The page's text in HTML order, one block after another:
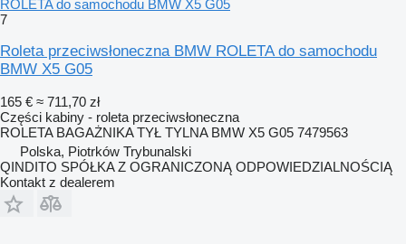
ROLETA do samochodu BMW X5 G05
7
Roleta przeciwsłoneczna BMW ROLETA do samochodu
BMW X5 G05
165 € ≈ 711,70 zł
Części kabiny - roleta przeciwsłoneczna
ROLETA BAGAŻNIKA TYŁ TYLNA BMW X5 G05 7479563
Polska, Piotrków Trybunalski
QINDITO SPÓŁKA Z OGRANICZONĄ ODPOWIEDZIALNOŚCIĄ
Kontakt z dealerem